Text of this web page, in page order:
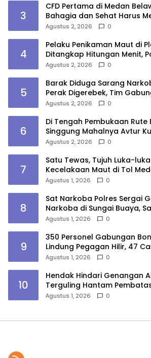
3
CFD Pertama di Medan
Bahagia dan Sehat Harus
Sudut Kota Medan
Agustus 2, 2026 0
4
Pelaku Penikaman Maut di
Ditangkap Hitungan Menit,
Agustus 2, 2026 0
5
Barak Diduga Sarang
Perak Digerebek, Tim
Lokasi
Agustus 2, 2026 0
6
Di Tengah Pembukaan Rute
Singgung Mahalnya Avtur
Agustus 2, 2026 0
7
Satu Tewas, Tujuh Luka-
Kecelakaan Maut di Tol
Agustus 1, 2026 0
8
Sat Narkoba Polres Sergai
Narkoba di Sungai Buaya,
Pelaku Diamankan
Agustus 1, 2026 0
9
350 Personel Gabungan
Lindung Pegagan Hilir, 47
Peralatan Dimusnahkan
Agustus 1, 2026 0
10
Hendak Hindari Genangan
Terguling Hantam
Sergai
Agustus 1, 2026 0